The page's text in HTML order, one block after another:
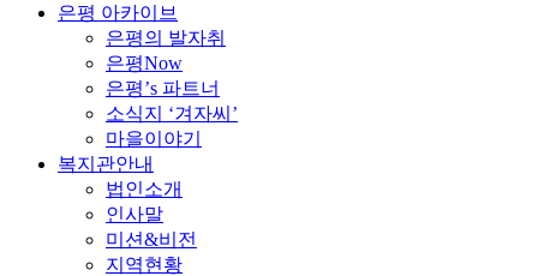
은평 아카이브
은평의 발자취
은평Now
은평’s 파트너
소식지 ‘겨자씨’
마을이야기
복지관안내
법인소개
인사말
미션&비전
지역현황